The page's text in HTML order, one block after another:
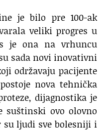
je bilo pre 100-ak
veliki progres u
je ona na vrhuncu
sada novi inovativni
održavaju pacijente
nova tehnička
dijagnostika je
suštinski ovo olovno
su ljudi sve bolesniji i